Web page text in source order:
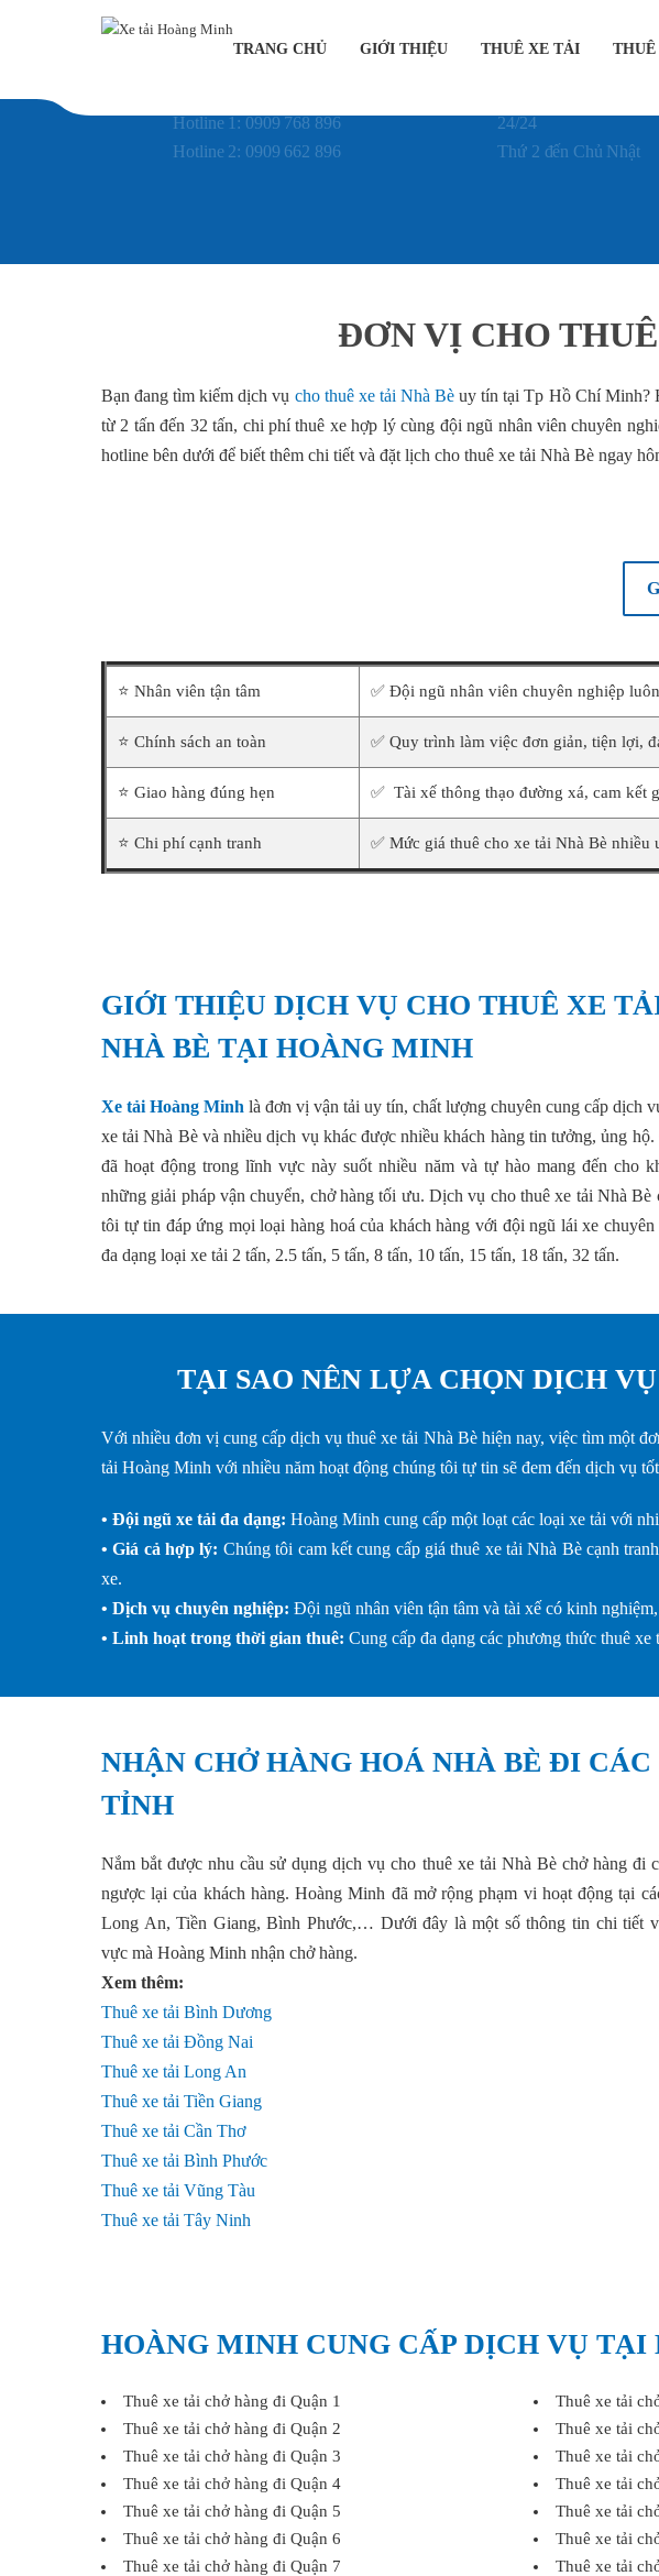
TRANG CHỦ GIỚI THIỆU THUÊ XE TẢI THUÊ
Hotline 1: 0909 768 896
Hotline 2: 0909 662 896
24/24
Thứ 2 đến Chủ Nhật
ĐƠN VỊ CHO
Bạn đang tìm kiếm dịch vụ cho thuê xe tải Nhà Bè uy tín tại Tp Hồ Chí Minh?
từ 2 tấn đến 32 tấn, chi phí thuê xe hợp lý cùng đội ngũ nhân viên chuyên
hotline bên dưới để biết thêm chi tiết và đặt lịch cho thuê xe tải Nhà Bè ngay
⭐ Nhân viên tận tâm ✅ Đội ngũ nhân viên chuyên nghiệp
⭐ Chính sách an toàn ✅ Quy trình làm việc đơn giản, tiện lợi,
⭐ Giao hàng đúng hẹn ✅ Tài xế thông thạo đường xá, cam kết
⭐ Chi phí cạnh tranh ✅ Mức giá thuê cho xe tải Nhà Bè
GIỚI THIỆU DỊCH VỤ CHO THUÊ XE
NHÀ BÈ TẠI HOÀNG MINH
Xe tải Hoàng Minh là đơn vị vận tải uy tín, chất lượng chuyên cung cấp dịch
xe tải Nhà Bè và nhiều dịch vụ khác được nhiều khách hàng tin tưởng, ủng hộ.
đã hoạt động trong lĩnh vực này suốt nhiều năm và tự hào mang đến cho
những giải pháp vận chuyển, chở hàng tối ưu. Dịch vụ cho thuê xe tải Nhà Bè
tôi tự tin đáp ứng mọi loại hàng hoá của khách hàng với đội ngũ lái xe chuyên
đa dạng loại xe tải 2 tấn, 2.5 tấn, 5 tấn, 8 tấn, 10 tấn, 15 tấn, 18 tấn, 32 tấn.
TẠI SAO NÊN LỰA CHỌN DỊCH
Với nhiều đơn vị cung cấp dịch vụ thuê xe tải Nhà Bè hiện nay, việc tìm một
tải Hoàng Minh với nhiều năm hoạt động chúng tôi tự tin sẽ đem đến dịch vụ
• Đội ngũ xe tải đa dạng: Hoàng Minh cung cấp một loạt các loại xe tải với
• Giá cả hợp lý: Chúng tôi cam kết cung cấp giá thuê xe tải Nhà Bè cạnh
xe.
• Dịch vụ chuyên nghiệp: Đội ngũ nhân viên tận tâm và tài xế có kinh
• Linh hoạt trong thời gian thuê: Cung cấp đa dạng các phương thức thuê xe
NHẬN CHỞ HÀNG HOÁ NHÀ BÈ ĐI CÁC
TỈNH
Nắm bắt được nhu cầu sử dụng dịch vụ cho thuê xe tải Nhà Bè chở hàng đi
ngược lại của khách hàng. Hoàng Minh đã mở rộng phạm vi hoạt động tại
Long An, Tiền Giang, Bình Phước,… Dưới đây là một số thông tin chi tiết
vực mà Hoàng Minh nhận chở hàng.
Xem thêm:
Thuê xe tải Bình Dương
Thuê xe tải Đồng Nai
Thuê xe tải Long An
Thuê xe tải Tiền Giang
Thuê xe tải Cần Thơ
Thuê xe tải Bình Phước
Thuê xe tải Vũng Tàu
Thuê xe tải Tây Ninh
HOÀNG MINH CUNG CẤP DỊCH VỤ
Thuê xe tải chở hàng đi Quận 1
Thuê xe tải chở hàng đi Quận 2
Thuê xe tải chở hàng đi Quận 3
Thuê xe tải chở hàng đi Quận 4
Thuê xe tải chở hàng đi Quận 5
Thuê xe tải chở hàng đi Quận 6
Thuê xe tải chở hàng đi Quận 7
Thuê xe tải
Thuê xe tải
Thuê xe tải
Thuê xe tải
Thuê xe tải
Thuê xe tải
Thuê xe tải